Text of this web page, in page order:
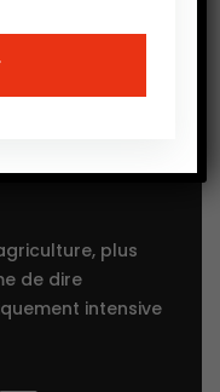
plus
de dire
intensive